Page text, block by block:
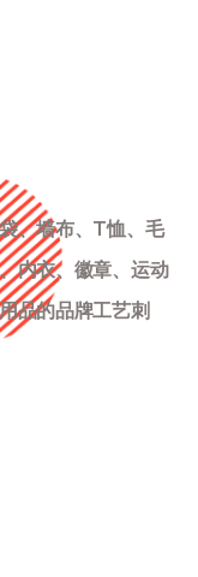
、墙布、T恤、毛
内衣、徽章、运动
品的品牌工艺刺